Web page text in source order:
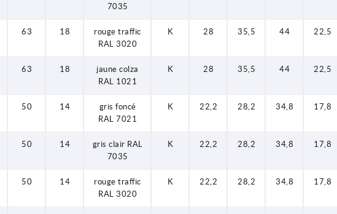
7035
63 18
rouge traffic
RAL 3020
K 28 35,5 44 22,5
63 18
jaune colza
RAL 1021
K 28 35,5 44 22,5
50 14
gris foncé
RAL 7021
K 22,2 28,2 34,8 17,8
50 14
gris clair RAL
7035
K 22,2 28,2 34,8 17,8
50 14
rouge traffic
RAL 3020
K 22,2 28,2 34,8 17,8